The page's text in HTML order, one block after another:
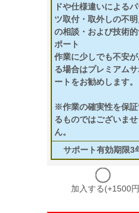
ドや仕様違いによる
ツ取付・取外しの不
の相談・および技術
ポート
作業に少しでも不安
る場合はプレミアム
ートをお勧めします。
※作業の確実性を保証
るものではございませ
ん。
サポート有効期限3
加入する(+1500